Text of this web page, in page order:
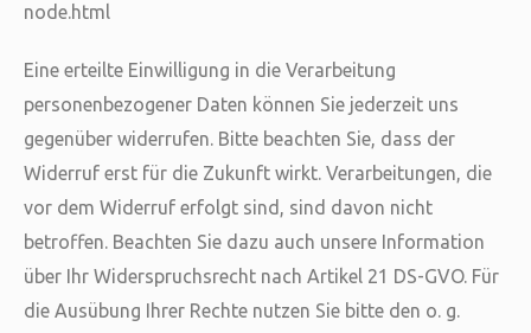
node.html
Eine erteilte Einwilligung in die Verarbeitung
personenbezogener Daten können Sie jederzeit uns
gegenüber widerrufen. Bitte beachten Sie, dass der
Widerruf erst für die Zukunft wirkt. Verarbeitungen, die
vor dem Widerruf erfolgt sind, sind davon nicht
betroffen. Beachten Sie dazu auch unsere Information
über Ihr Widerspruchsrecht nach Artikel 21 DS-GVO. Für
die Ausübung Ihrer Rechte nutzen Sie bitte den o. g.